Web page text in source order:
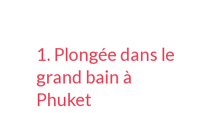
1. Plongée dans le
grand bain à
Phuket